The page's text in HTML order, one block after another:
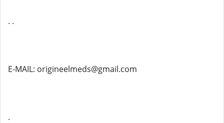
. .
E-MAIL: origineelmeds@gmail.com
.